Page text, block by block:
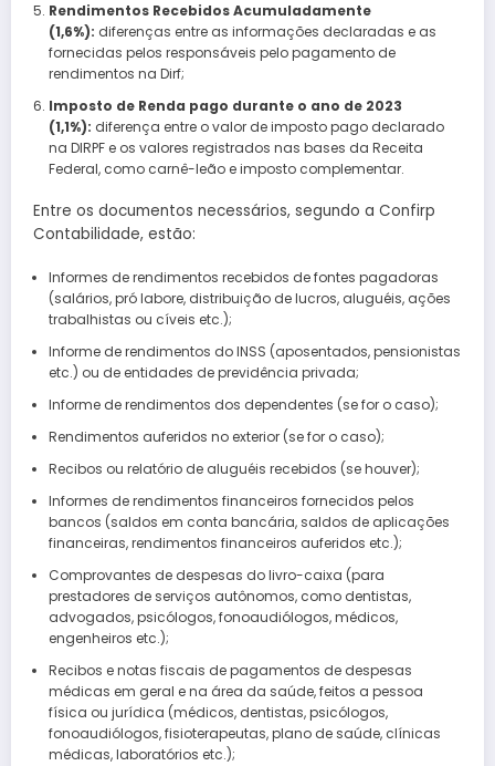
Rendimentos Recebidos Acumuladamente
(1,6%): diferenças entre as informações declaradas e as
fornecidas pelos responsáveis pelo pagamento de
rendimentos na Dirf;
Imposto de Renda pago durante o ano de 2023
(1,1%): diferença entre o valor de imposto pago declarado
na DIRPF e os valores registrados nas bases da Receita
Federal, como carnê-leão e imposto complementar.
Entre os documentos necessários, segundo a Confirp
Contabilidade, estão:
Informes de rendimentos recebidos de fontes pagadoras
(salários, pró labore, distribuição de lucros, aluguéis, ações
trabalhistas ou cíveis etc.);
Informe de rendimentos do INSS (aposentados, pensionistas
etc.) ou de entidades de previdência privada;
Informe de rendimentos dos dependentes (se for o caso);
Rendimentos auferidos no exterior (se for o caso);
Recibos ou relatório de aluguéis recebidos (se houver);
Informes de rendimentos financeiros fornecidos pelos
bancos (saldos em conta bancária, saldos de aplicações
financeiras, rendimentos financeiros auferidos etc.);
Comprovantes de despesas do livro-caixa (para
prestadores de serviços autônomos, como dentistas,
advogados, psicólogos, fonoaudiólogos, médicos,
engenheiros etc.);
Recibos e notas fiscais de pagamentos de despesas
médicas em geral e na área da saúde, feitos a pessoa
física ou jurídica (médicos, dentistas, psicólogos,
fonoaudiólogos, fisioterapeutas, plano de saúde, clínicas
médicas, laboratórios etc.);